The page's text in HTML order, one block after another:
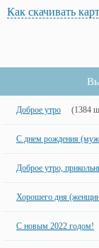
Как скачивать
Доброе утро (1384
С днем рождения
Доброе утро,
Хорошего дня
С новым 2022 годом!